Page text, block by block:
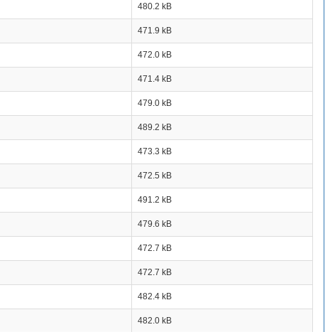
480.2 kB
471.9 kB
472.0 kB
471.4 kB
479.0 kB
489.2 kB
473.3 kB
472.5 kB
491.2 kB
479.6 kB
472.7 kB
472.7 kB
482.4 kB
482.0 kB